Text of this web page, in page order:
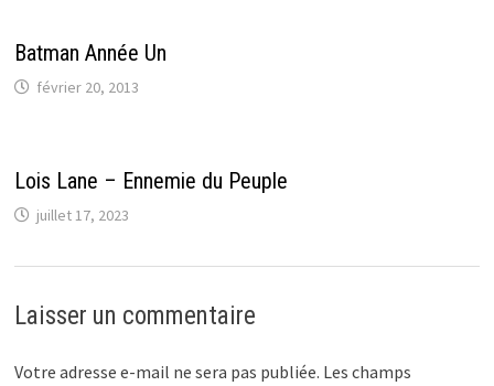
Batman Année Un
février 20, 2013
Lois Lane – Ennemie du Peuple
juillet 17, 2023
Laisser un commentaire
Votre adresse e-mail ne sera pas publiée. Les champs